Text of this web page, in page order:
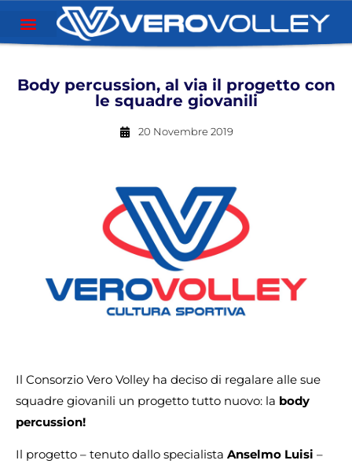
Body percussion, al via il progetto con
le squadre giovanili
20 Novembre 2019
Il Consorzio Vero Volley ha deciso di regalare alle sue
squadre giovanili un progetto tutto nuovo: la body
percussion!
Il progetto – tenuto dallo specialista Anselmo Luisi –